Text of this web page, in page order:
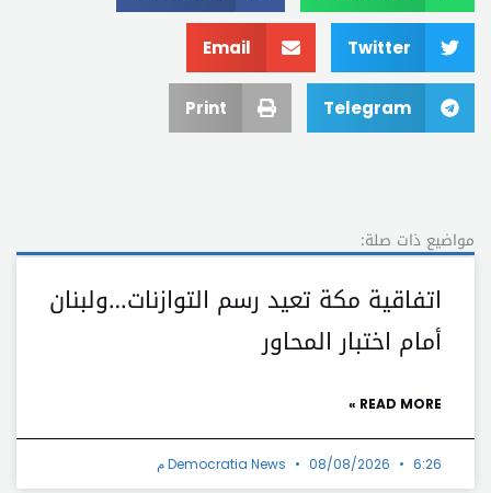
Twitter
Email
Telegram
Print
مواضيع ذات صلة:
اتفاقية مكة تعيد رسم التوازنات…ولبنان
أمام اختبار المحاور
READ MORE »
Democratia News 08/08/2026 6:26 م